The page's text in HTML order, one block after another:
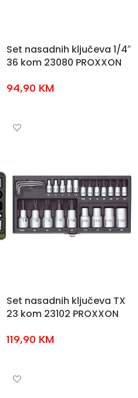
Set nasadnih ključeva 1/4″
36 kom 23080 PROXXON
94,90 KM
Set nasadnih ključeva TX
23 kom 23102 PROXXON
119,90 KM